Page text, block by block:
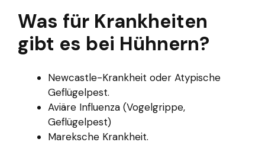
Was für Krankheiten
gibt es bei Hühnern?
Newcastle-Krankheit oder Atypische
Geflügelpest.
Aviäre Influenza (Vogelgrippe,
Geflügelpest)
Mareksche Krankheit.